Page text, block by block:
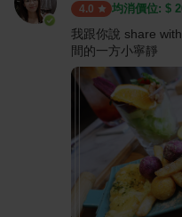
4.0 均消價位: $
我跟你說 share
間的一方小寧靜